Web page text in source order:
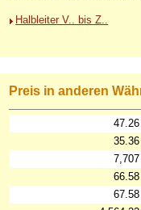
Halbleiter V.. bis Z..
Preis in anderen
47.26
35.36
7,707
66.58
67.58